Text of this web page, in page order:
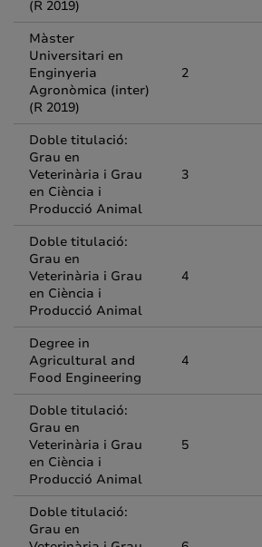
(R 2019)
Màster
Universitari en
Enginyeria
Agronòmica (inter)
(R 2019)
2
Doble titulació:
Grau en
Veterinària i Grau
en Ciència i
Producció Animal
3
Doble titulació:
Grau en
Veterinària i Grau
en Ciència i
Producció Animal
4
Degree in
Agricultural and
Food Engineering
4
Doble titulació:
Grau en
Veterinària i Grau
en Ciència i
Producció Animal
5
Doble titulació:
Grau en